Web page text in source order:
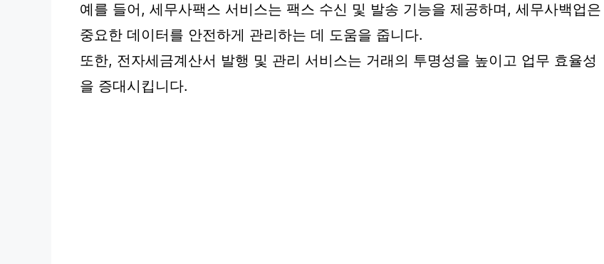
예를 들어, 세무사팩스 서비스는 팩스 수신 및 발송 기능을 제공하며, 세무사백업은
중요한 데이터를 안전하게 관리하는 데 도움을 줍니다.
또한, 전자세금계산서 발행 및 관리 서비스는 거래의 투명성을 높이고 업무 효율성
을 증대시킵니다.